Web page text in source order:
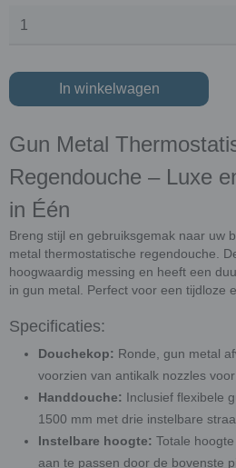
In winkelwagen
Gun Metal
Regendouche – Luxe
in Één
Breng stijl en gebruiksgemak naar uw
metal thermostatische regendouche.
hoogwaardig messing en heeft een
in gun metal. Perfect voor een tijdloze
Specificaties:
Douchekop: Ronde, gun metal
voorzien van antikalk nozzles
Handdouche: Inclusief flexibele
1500 mm met drie instelbare
Instelbare hoogte: Totale
aan te passen door de bovenste